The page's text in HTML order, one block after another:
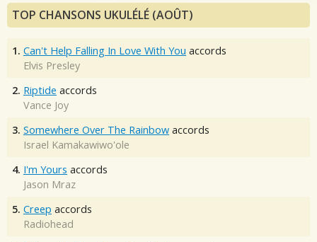
TOP CHANSONS UKULÉLÉ (AOÛT)
1. Can't Help Falling In Love With You accords
Elvis Presley
2. Riptide accords
Vance Joy
3. Somewhere Over The Rainbow accords
Israel Kamakawiwo'ole
4. I'm Yours accords
Jason Mraz
5. Creep accords
Radiohead